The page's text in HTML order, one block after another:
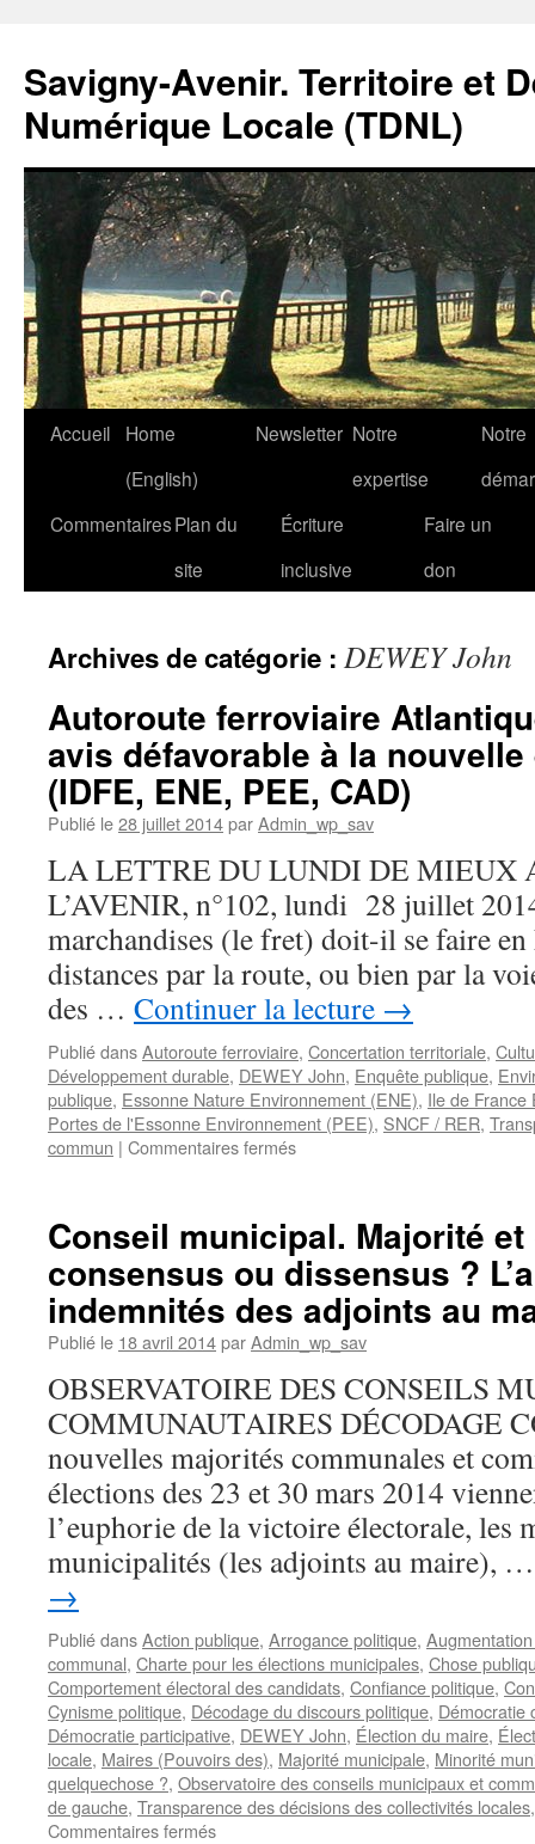
Savigny-Avenir. Territoire et
Numérique Locale (TDNL)
Aller
contenu
Accueil
Home
(English)
Newsletter Notre
expertise
Notre
CommentairesPlan du
site
Écriture
inclusive
Faire un
don
Archives de catégorie : DEWEY John
Autoroute ferroviaire
avis défavorable à la
(IDFE, ENE, PEE, CAD)
Publié le28 juillet 2014parAdmin_wp_sav
LA LETTRE DU LUNDI DE MIEUX
L’AVENIR, n°102, lundi 28 juillet
marchandises (le fret) doit-il se faire en
distances par la route, ou bien par la
des … Continuer la lecture →
Publié dansAutoroute ferroviaire, Concertation territoriale,
Développement durable, DEWEY John, Enquête publique,
publique, Essonne Nature Environnement (ENE), Ile de France
Portes de l'Essonne Environnement (PEE), SNCF / RER,
commun | Commentaires ferméssur
(AFA).
Nouvel
avis
défavorable
à
la
nouvelle
enquête
publique
(IDFE,
ENE,
PEE,
CAD)
Conseil municipal. Majorité
consensus ou dissensus ?
indemnités des adjoints au
Publié le 18 avril 2014parAdmin_wp_sav
OBSERVATOIRE DES CONSEILS
COMMUNAUTAIRES DÉCODAGE
nouvelles majorités communales et
élections des 23 et 30 mars 2014
l’euphorie de la victoire électorale, les
municipalités (les adjoints au maire),
→
Publié dansAction publique, Arrogance politique,
communal, Charte pour les élections municipales, Chose
Comportement électoral des candidats, Confiance politique,
Cynisme politique, Décodage du discours politique, Démocratie
Démocratie participative, DEWEY John, Élection du maire,
locale, Maires (Pouvoirs des), Majorité municipale, Minorité
quelquechose ?, Observatoire des conseils municipaux et
de gauche, Transparence des décisions des collectivités locales
Commentaires ferméssur